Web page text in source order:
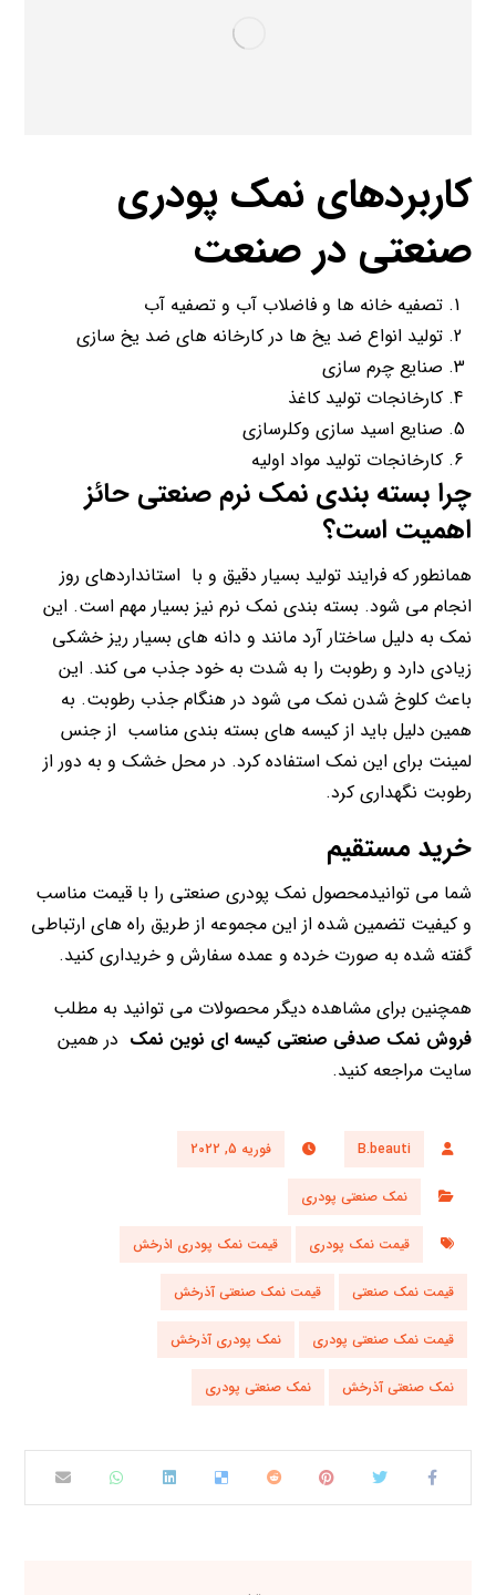
کاربردهای نمک پودری
صنعتی در صنعت
تصفیه خانه ها و فاضلاب آب و تصفیه آب
تولید انواع ضد یخ ها در کارخانه های ضد یخ سازی
صنایع چرم سازی
کارخانجات تولید کاغذ
صنایع اسید سازی وکلرسازی
کارخانجات تولید مواد اولیه
چرا بسته بندی نمک نرم صنعتی حائز
اهمیت است؟
همانطور که فرایند تولید بسیار دقیق و با استانداردهای روز
انجام می شود. بسته بندی نمک نرم نیز بسیار مهم است. این
نمک به دلیل ساختار آرد مانند و دانه های بسیار ریز خشکی
زیادی دارد و رطوبت را به شدت به خود جذب می کند. این
باعث کلوخ شدن نمک می شود در هنگام جذب رطوبت. به
همین دلیل باید از کیسه های بسته بندی مناسب از جنس
لمینت برای این نمک استفاده کرد. در محل خشک و به دور از
رطوبت نگهداری کرد.
خرید مستقیم
شما می توانیدمحصول نمک پودری صنعتی را با قیمت مناسب
و کیفیت تضمین شده از این مجموعه از طریق راه های ارتباطی
گفته شده به صورت خرده و عمده سفارش و خریداری کنید.
همچنین برای مشاهده دیگر محصولات می توانید به مطلب
فروش نمک صدفی صنعتی کیسه ای نوین نمک در همین
سایت مراجعه کنید.
B.beauti فوریه 5, 2022
نمک صنعتی پودری
قیمت نمک پودری قیمت نمک پودری اذرخش
قیمت نمک صنعتی قیمت نمک صنعتی آذرخش
قیمت نمک صنعتی پودری نمک پودری آذرخش
نمک صنعتی آذرخش نمک صنعتی پودری